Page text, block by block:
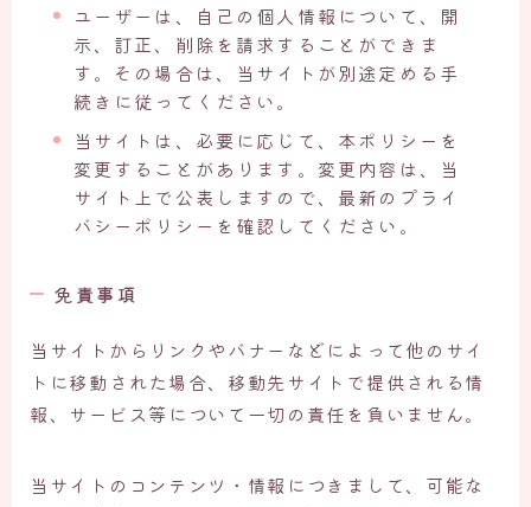
ユーザーは、自己の個人情報について、開
示、訂正、削除を請求することができま
す。その場合は、当サイトが別途定める手
続きに従ってください。
当サイトは、必要に応じて、本ポリシーを
変更することがあります。変更内容は、当
サイト上で公表しますので、最新のプライ
バシーポリシーを確認してください。
免責事項
当サイトからリンクやバナーなどによって他のサイ
トに移動された場合、移動先サイトで提供される情
報、サービス等について一切の責任を負いません。
当サイトのコンテンツ・情報につきまして、可能な